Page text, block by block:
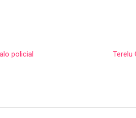
policial Terelu